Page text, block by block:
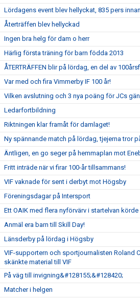
Lördagens event blev hellyckat, 835 pers
Återträffen blev hellyckad
Ingen bra helg för dam o herr
Härlig första träning för barn födda 2013
ÅTERTRÄFFEN blir på lördag, en del av
Var med och fira Vimmerby IF 100 år!
Vilken avslutning och 3 nya poäng för JCs
Ledarfortbildning
Riktningen klar framåt för damlaget!
Ny spännande match på lördag, tjejerna tror
Äntligen, en go seger på hemmaplan mot
Fritt inträde när vi firar 100-år tillsammans!
VIF vaknade för sent i derbyt mot Högsby
Föreningsdagar på Intersport
Ett OAIK med flera nyförvärv i startelvan körde
Anmäl era barn till Skill Day!
Länsderby på lördag i Högsby
VIF-supportern och sportjournalisten Roland
skänkte material till VIF
På väg till invigning&#128155;&#128420;
Matcher i helgen